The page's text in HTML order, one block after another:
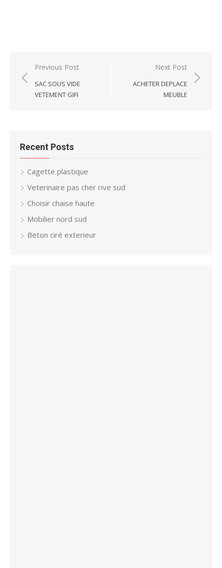
Post
navigation
Previous Post
SAC SOUS VIDE
VETEMENT GIFI
Next Post
ACHETER DEPLACE
MEUBLE
Recent Posts
Cagette plastique
Veterinaire pas cher rive sud
Choisir chaise haute
Mobilier nord sud
Beton ciré exterieur